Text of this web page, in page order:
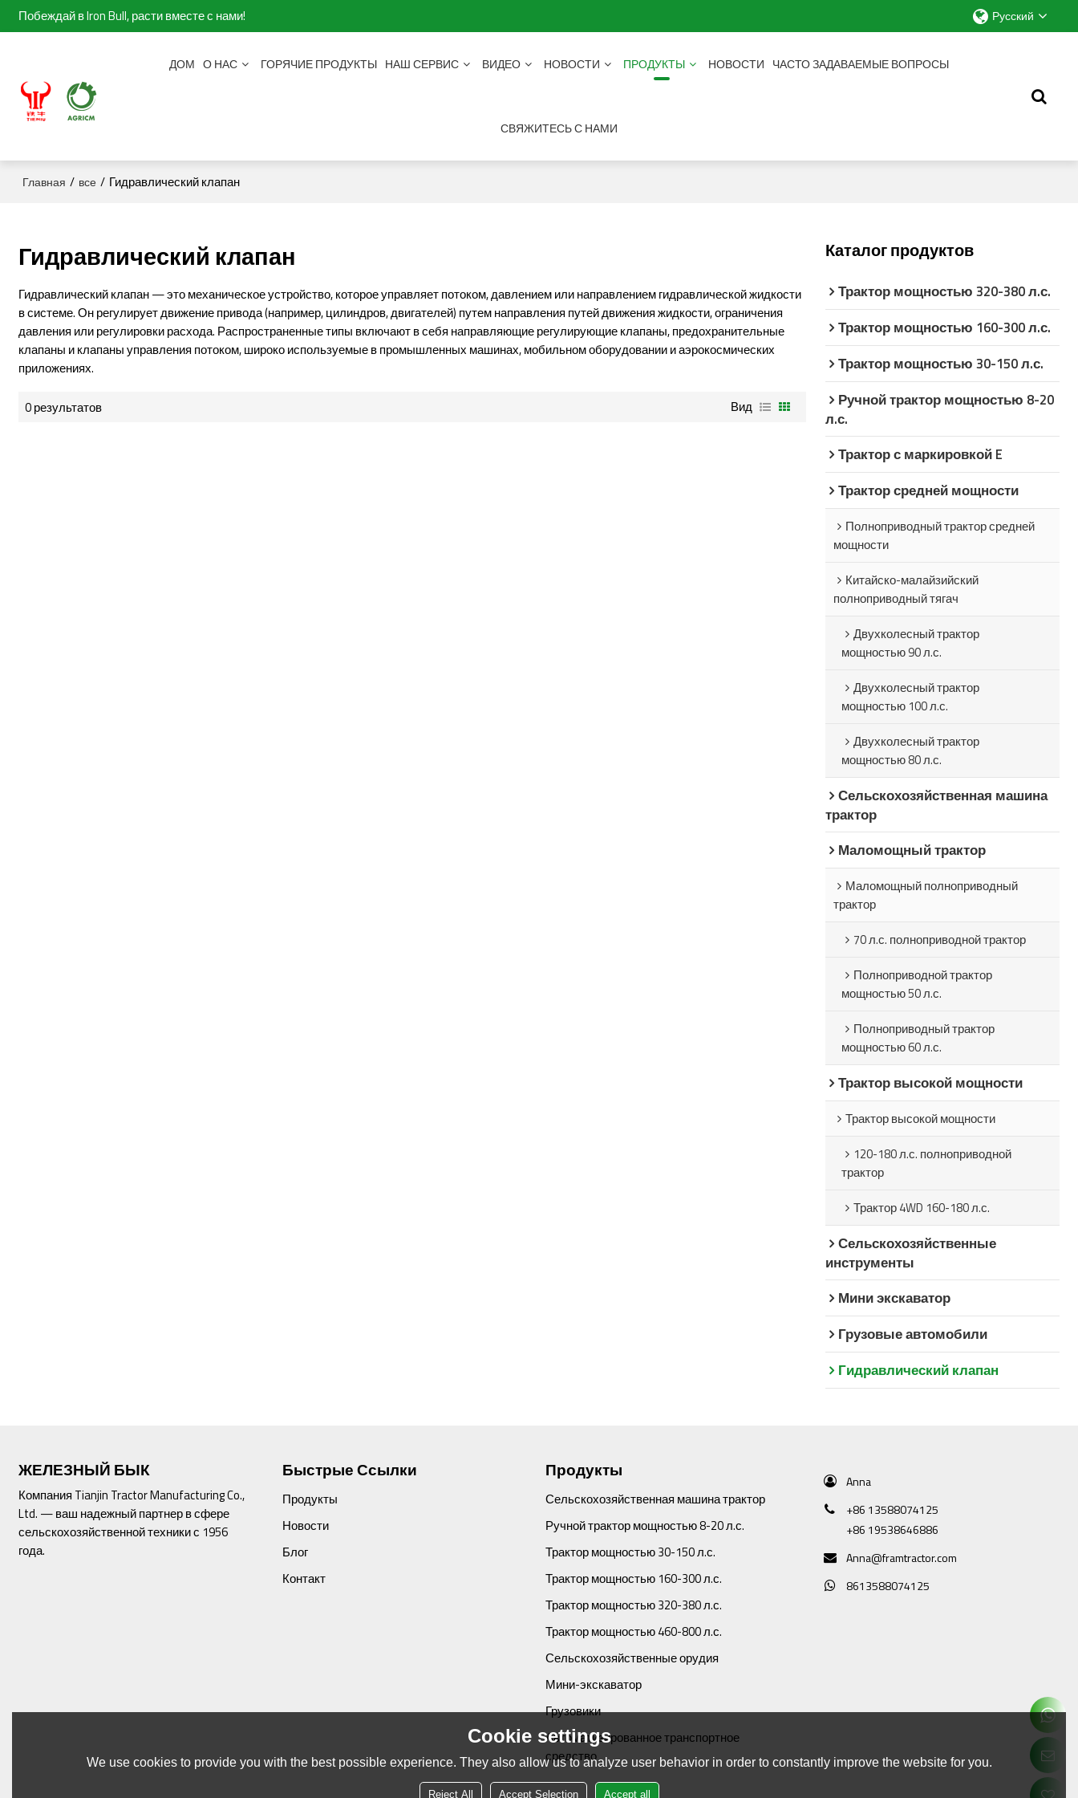
Побеждай в Iron Bull, расти вместе с нами! Русский
ДОМ О НАС ГОРЯЧИЕ ПРОДУКТЫ НАШ СЕРВИС ВИДЕО НОВОСТИ ПРОДУКТЫ НОВОСТИ ЧАСТО ЗАДАВАЕМЫЕ ВОПРОСЫ
СВЯЖИТЕСЬ С НАМИ
Главная / все / Гидравлический клапан
Гидравлический клапан
Гидравлический клапан — это механическое устройство, которое управляет потоком, давлением или направлением гидравлической жидкости
в системе. Он регулирует движение привода (например, цилиндров, двигателей) путем направления путей движения жидкости, ограничения
давления или регулировки расхода. Распространенные типы включают в себя направляющие регулирующие клапаны, предохранительные
клапаны и клапаны управления потоком, широко используемые в промышленных машинах, мобильном оборудовании и аэрокосмических
приложениях.
0 результатов Вид
Каталог продуктов
Трактор мощностью 320-380 л.с.
Трактор мощностью 160-300 л.с.
Трактор мощностью 30-150 л.с.
Ручной трактор мощностью 8-20
л.с.
Трактор с маркировкой E
Трактор средней мощности
Полноприводный трактор средней
мощности
Китайско-малайзийский
полноприводный тягач
Двухколесный трактор
мощностью 90 л.с.
Двухколесный трактор
мощностью 100 л.с.
Двухколесный трактор
мощностью 80 л.с.
Сельскохозяйственная машина
трактор
Маломощный трактор
Маломощный полноприводный
трактор
70 л.с. полноприводной трактор
Полноприводной трактор
мощностью 50 л.с.
Полноприводный трактор
мощностью 60 л.с.
Трактор высокой мощности
Трактор высокой мощности
120-180 л.с. полноприводной
трактор
Трактор 4WD 160-180 л.с.
Сельскохозяйственные
инструменты
Мини экскаватор
Грузовые автомобили
Гидравлический клапан
ЖЕЛЕЗНЫЙ БЫК
Компания Tianjin Tractor Manufacturing Co.,
Ltd. — ваш надежный партнер в сфере
сельскохозяйственной техники с 1956
года.
Быстрые Ссылки
Продукты
Новости
Блог
Контакт
Продукты
Сельскохозяйственная машина трактор
Ручной трактор мощностью 8-20 л.с.
Трактор мощностью 30-150 л.с.
Трактор мощностью 160-300 л.с.
Трактор мощностью 320-380 л.с.
Трактор мощностью 460-800 л.с.
Сельскохозяйственные орудия
Мини-экскаватор
Грузовики
Автоматизированное транспортное
средство
Anna
+86 13588074125
+86 19538646886
Anna@framtractor.com
8613588074125
Cookie settings
We use cookies to provide you with the best possible experience. They also allow us to analyze user behavior in order to constantly improve the website for you.
Reject All Accept Selection Accept all